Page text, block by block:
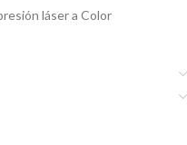
láser a Color